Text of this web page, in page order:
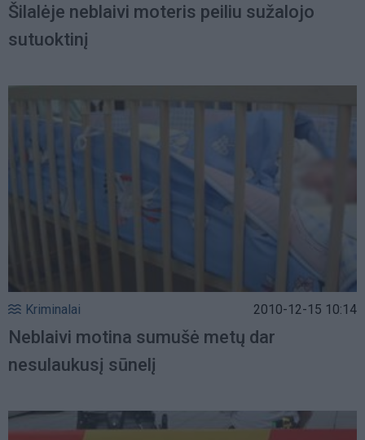
Šilalėje neblaivi moteris peiliu sužalojo
sutuoktinį
Kriminalai 2010-12-15 10:14
Neblaivi motina sumušė metų dar
nesulaukusį sūnelį